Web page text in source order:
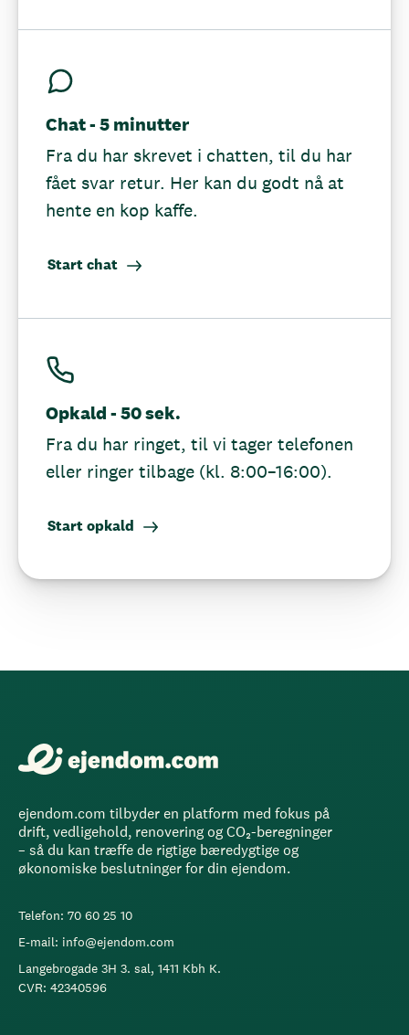
Chat - 5 minutter
Fra du har skrevet i chatten, til du har
fået svar retur. Her kan du godt nå at
hente en kop kaffe.
Start chat
Opkald - 50 sek.
Fra du har ringet, til vi tager telefonen
eller ringer tilbage (kl. 8:00–16:00).
Start opkald
ejendom.com tilbyder en platform med fokus på
drift, vedligehold, renovering og CO₂-beregninger
– så du kan træffe de rigtige bæredygtige og
økonomiske beslutninger for din ejendom.
Telefon: 70 60 25 10
E-mail: info@ejendom.com
Langebrogade 3H 3. sal, 1411 Kbh K.
CVR: 42340596